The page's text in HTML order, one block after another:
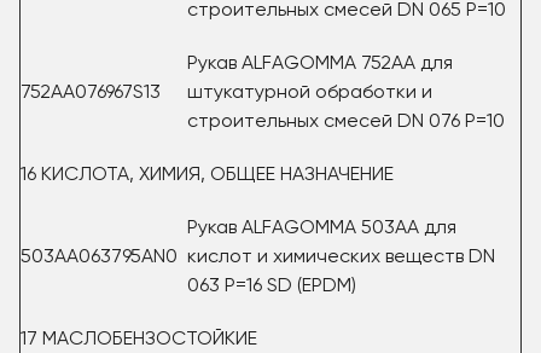
строительных смесей DN 065 Р=10
752AA076967S13
Рукав ALFAGOMMA 752AA для
штукатурной обработки и
строительных смесей DN 076 Р=10
16 КИСЛОТА, ХИМИЯ, ОБЩЕЕ НАЗНАЧЕНИЕ
503AA063795AN0
Рукав ALFAGOMMA 503AA для
кислот и химических веществ DN
063 P=16 SD (EPDM)
17 МАСЛОБЕНЗОСТОЙКИЕ